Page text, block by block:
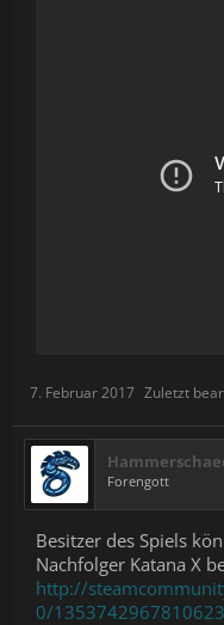
7. Februar 2017 Zuletzt
Forengott
Besitzer des Spiels
Nachfolger Katana X
http://
0/